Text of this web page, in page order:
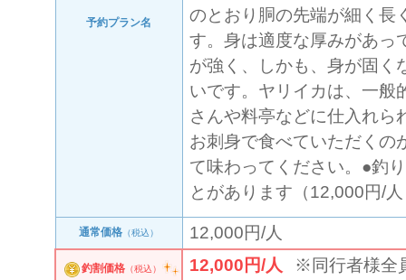
予約プラン名
のとおり胴の先端が細く長
す。身は適度な厚みがあっ
が強く、しかも、身が固く
いです。ヤリイカは、一般
さんや料亭などに仕入れら
お刺身で食べていただくの
て味わってください。●釣
とがあります（12,000円/
通常価格 （税込） 12,000円/人
釣割価格（税込） 12,000円/人 ※同行者様全